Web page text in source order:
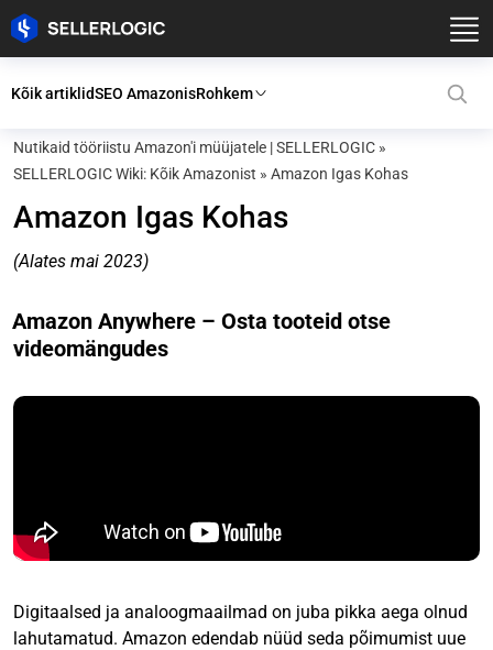
Kõik artiklidSEO AmazonisRohkem
Nutikaid tööriistu Amazon'i müüjatele | SELLERLOGIC »
SELLERLOGIC Wiki: Kõik Amazonist » Amazon Igas Kohas
Amazon Igas Kohas
(Alates mai 2023)
Amazon Anywhere – Osta tooteid otse
videomängudes
Digitaalsed ja analoogmaailmad on juba pikka aega olnud
lahutamatud. Amazon edendab nüüd seda põimumist uue